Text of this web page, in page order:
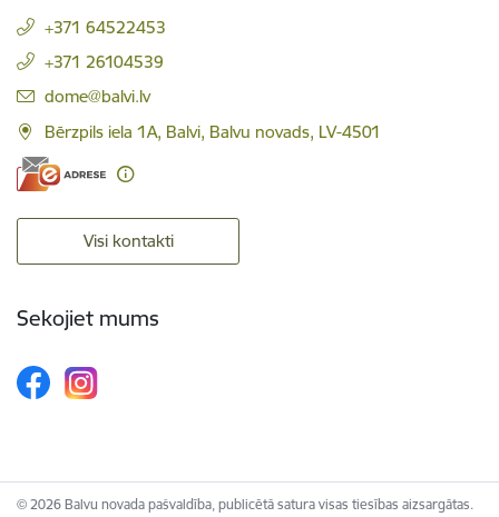
+371 64522453
+371 26104539
E-pasts:
dome@balvi.lv
Bērzpils iela 1A, Balvi, Balvu novads, LV-4501
Visi kontakti
Sekojiet mums
© 2026 Balvu novada pašvaldība, publicētā satura visas tiesības aizsargātas.